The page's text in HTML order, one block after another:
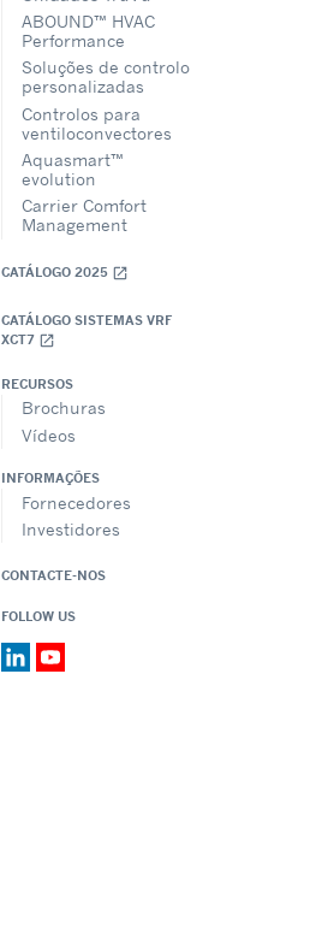
ABOUND™ HVAC
Performance
Soluções de controlo
personalizadas
Controlos para
ventiloconvectores
Aquasmart™
evolution
Carrier Comfort
Management
CATÁLOGO 2025 open_in_new
CATÁLOGO SISTEMAS VRF
XCT7 open_in_new
RECURSOS
Brochuras
Vídeos
INFORMAÇÕES
Fornecedores
Investidores
CONTACTE-NOS
FOLLOW US